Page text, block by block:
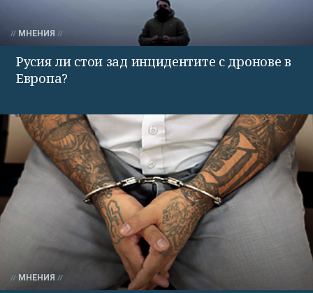
МНЕНИЯ
Русия ли стои зад инцидентите с дронове в
Европа?
МНЕНИЯ